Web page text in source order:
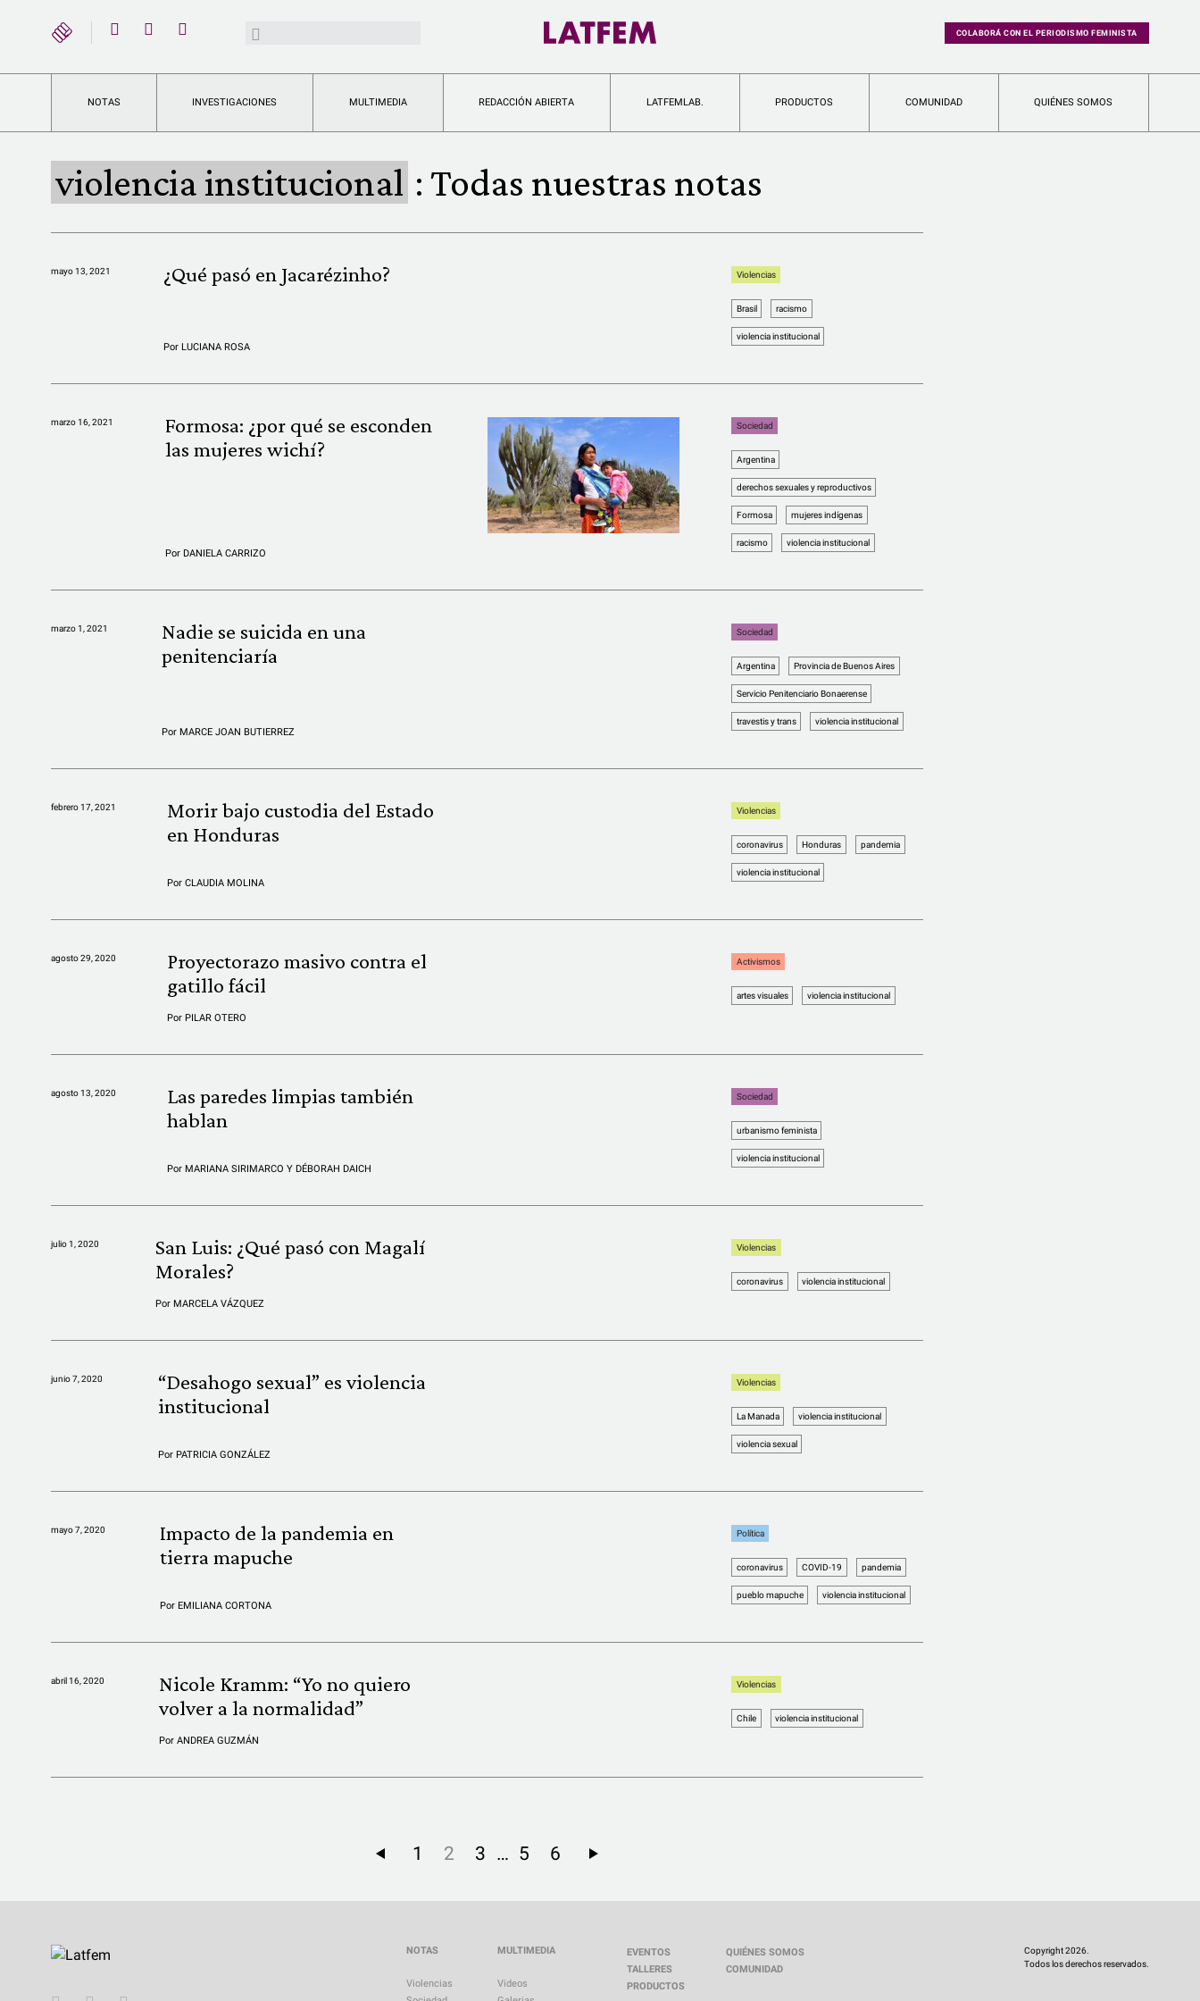
YouTubeBuscar: COLABORÁ CON EL PERIODISMO FEMINISTA
NOTAS INVESTIGACIONES MULTIMEDIA REDACCIÓN ABIERTA LATFEMLAB. PRODUCTOS COMUNIDAD QUIÉNES SOMOS
violencia institucional : Todas nuestras notas
mayo 13, 2021 ¿Qué pasó en Jacarézinho?
Por LUCIANA ROSA
Violencias
Brasil racismo
violencia institucional
marzo 16, 2021
Formosa: ¿por qué se esconden
las mujeres wichí?
Por DANIELA CARRIZO
Sociedad
Argentina
derechos sexuales y reproductivos
Formosa mujeres indígenas
racismo violencia institucional
marzo 1, 2021
Nadie se suicida en una
penitenciaría
Por MARCE JOAN BUTIERREZ
Sociedad
Argentina Provincia de Buenos Aires
Servicio Penitenciario Bonaerense
travestis y trans violencia institucional
febrero 17, 2021
Morir bajo custodia del Estado
en Honduras
PorCLAUDIA MOLINA
Violencias
coronavirus Honduras pandemia
violencia institucional
agosto 29, 2020
Proyectorazo masivo contra el
gatillo fácil
Por PILAR OTERO
Activismos
artes visuales violencia institucional
agosto 13, 2020
Las paredes limpias también
hablan
Por MARIANA SIRIMARCO Y DÉBORAH DAICH
Sociedad
urbanismo feminista
violencia institucional
julio 1, 2020
San Luis: ¿Qué pasó con Magalí
Morales?
Por MARCELA VÁZQUEZ
Violencias
coronavirus violencia institucional
junio 7, 2020
“Desahogo sexual” es violencia
institucional
Por PATRICIA GONZÁLEZ
Violencias
La Manada violencia institucional
violencia sexual
mayo 7, 2020
Impacto de la pandemia en
tierra mapuche
Por EMILIANA CORTONA
Política
coronavirus COVID-19 pandemia
pueblo mapuche violencia institucional
abril 16, 2020
Nicole Kramm: “Yo no quiero
volver a la normalidad”
PorANDREA GUZMÁN
Violencias
Chile violencia institucional
1 2 3 … 5 6
NOTAS
Violencias
MULTIMEDIA
Videos
EVENTOS
TALLERES
PRODUCTOS
QUIÉNES SOMOS
COMUNIDAD
Copyright 2026.
Todos los derechos reservados.